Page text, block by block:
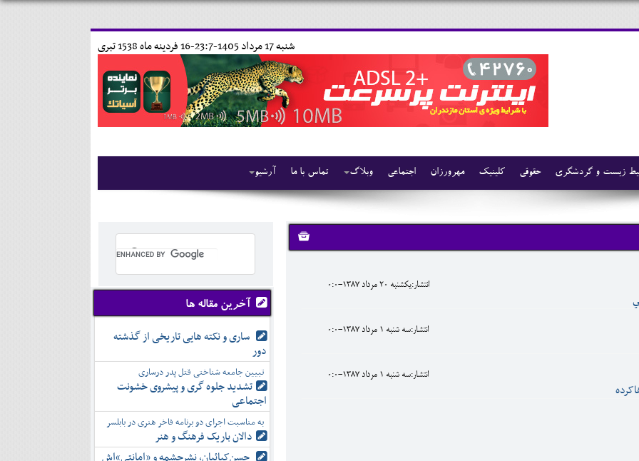
16 فردينه ماه 1538 تبری شنبه 17 مرداد 1405-23:7-
آرشیو تماس با ما وبلاگ اجتماعی مهرورزان کلینیک حقوقی زیست و گردشگری
انتشار:يکشنبه 20 مرداد 1387-0:0
انتشار:سه شنبه 1 مرداد 1387-0:0
انتشار:سه شنبه 1 مرداد 1387-0:0
آخرین مقاله ها
ساری و نکته هایی تاریخی از گذشته
دور
تبیین جامعه شناختی قتل پدر درساری
تشدید جلوه‌ گری و پیشروی خشونت
اجتماعی
به مناسبت اجرای دو برنامه فاخر هنری در بابلسر
دالان باریک فرهنگ و هنر